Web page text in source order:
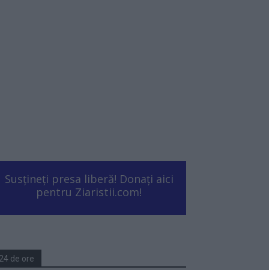
Susțineți presa liberă! Donați aici
pentru Ziaristii.com!
24 de ore